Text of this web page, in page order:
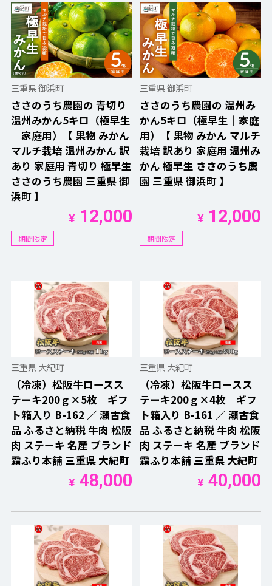
三重県 御浜町
ささのうち農園の 青切り
温州みかん5キロ（極早生
｜家庭用）【 果物 みかん
マルチ栽培 温州みかん 訳
あり 家庭用 青切り 極早生
ささのうち農園 三重県 御
浜町 】
¥12,000
期間限定
三重県 御浜町
ささのうち農園の 温州み
かん5キロ（極早生｜家庭
用）【 果物 みかん マルチ
栽培 訳あり 家庭用 温州み
かん 極早生 ささのうち農
園 三重県 御浜町 】
¥12,000
期間限定
三重県 大紀町
（冷凍）松阪牛ロースス
テーキ200ｇ×5枚 ギフ
ト箱入り B-162 ／ 瀬古食
品 ふるさと納税 牛肉 松阪
肉 ステーキ 名産 ブランド
霜ふり本舗 三重県 大紀町
¥48,000
三重県 大紀町
（冷凍）松阪牛ロースス
テーキ200ｇ×4枚 ギフ
ト箱入り B-161 ／ 瀬古食
品 ふるさと納税 牛肉 松阪
肉 ステーキ 名産 ブランド
霜ふり本舗 三重県 大紀町
¥40,000